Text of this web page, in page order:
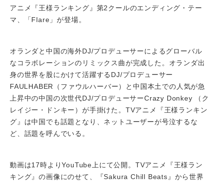
アニメ『王様ランキング』第2クールのエンディング・テー
マ、「Flare」が登場。
オランダと中国の海外DJ/プロデューサーによるグローバル
なコラボレーションのリミックス曲が完成した。オランダ出
身の世界を股にかけて活躍するDJ/プロデューサー
FAULHABER（ファウルハーバー）と中国本土での人気が急
上昇中の中国の次世代DJ/プロデューサーCrazy Donkey （ク
レイジー・ドンキー）が手掛けた。TVアニメ『王様ランキン
グ』は中国でも話題となり、ネットユーザーが号泣するな
ど、話題を呼んでいる。
動画は17時よりYouTube上にて公開。TVアニメ『王様ラン
キング』の画像にのせて、『Sakura Chill Beats』から世界